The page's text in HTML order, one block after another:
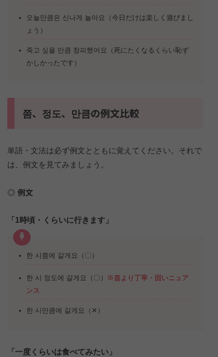
오늘만큼은 신나게 놀아요（今日だけは楽しく遊びまし
ょう）
죽고 싶을 만큼 창피했어요（死にたくなるくらい恥ず
かしかったです）
쯤、정도、만큼の例文比較
単語・文法は必ず例文とともに覚えてください。それで
は、例文を見てみましょう。
例文
「1時頃・くらいに行きます」
한 시쯤에 갈게요（〇）
한 시 정도에 갈게요（〇）
※쯤より丁寧・固いニュア
ンス
한 시만큼에 갈게요（✕）
「一度くらいは食べてみたい」